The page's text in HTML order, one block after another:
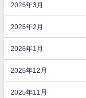
2026年3月
2026年2月
2026年1月
2025年12月
2025年11月